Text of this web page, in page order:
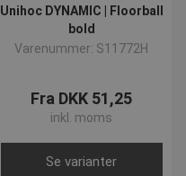
Unihoc DYNAMIC | Floorball
bold
Varenummer: S11772H
Fra DKK 51,25
inkl. moms
Se varianter